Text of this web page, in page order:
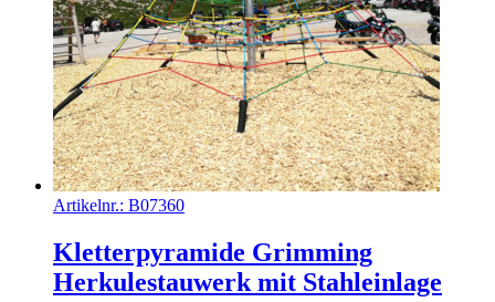
Artikelnr.: B07360
Kletterpyramide Grimming
Herkulestauwerk mit Stahleinlage